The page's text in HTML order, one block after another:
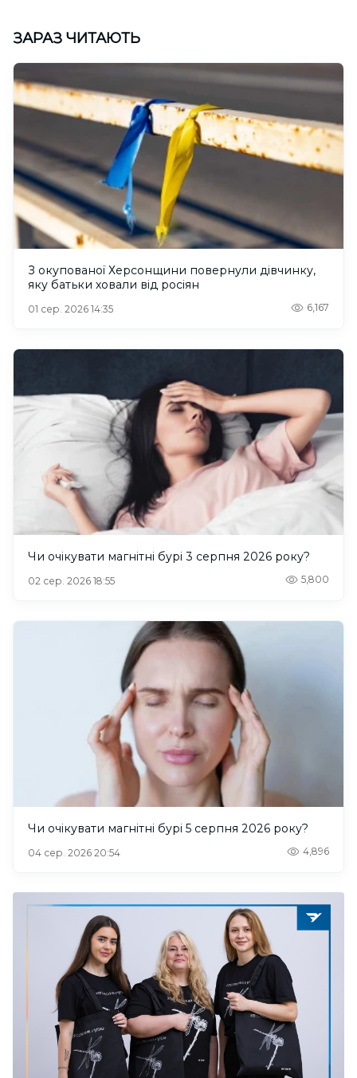
ЗАРАЗ ЧИТАЮТЬ
З окупованої Херсонщини повернули дівчинку,
яку батьки ховали від росіян
01 сер. 2026 14:35 6,167
Чи очікувати магнітні бурі 3 серпня 2026 року?
02 сер. 2026 18:55 5,800
Чи очікувати магнітні бурі 5 серпня 2026 року?
04 сер. 2026 20:54 4,896